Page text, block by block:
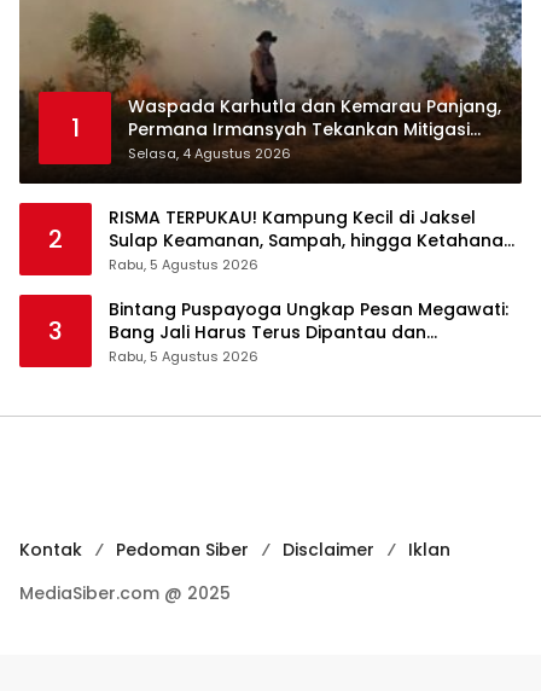
1
Waspada Karhutla dan Kemarau Panjang,
Permana Irmansyah Tekankan Mitigasi
Berbasis Komunitas
Selasa, 4 Agustus 2026
2
RISMA TERPUKAU! Kampung Kecil di Jaksel
Sulap Keamanan, Sampah, hingga Ketahanan
Pangan Jadi Satu Sistem
Rabu, 5 Agustus 2026
3
Bintang Puspayoga Ungkap Pesan Megawati:
Bang Jali Harus Terus Dipantau dan
Dikembangkan
Rabu, 5 Agustus 2026
Kontak Pedoman Siber Disclaimer
Iklan
MediaSiber.com @ 2025